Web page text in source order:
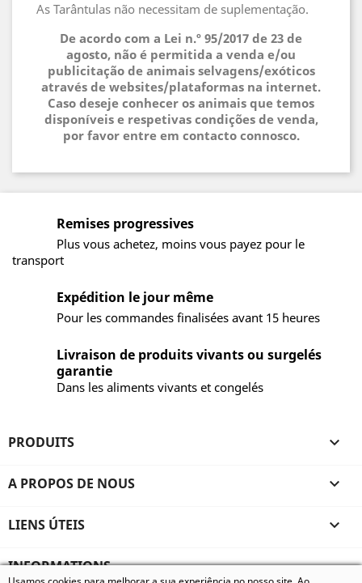
As Tarântulas não necessitam de suplementação.
De acordo com a Lei n.º 95/2017 de 23 de
agosto, não é permitida a venda e/ou
publicitação de animais selvagens/exóticos
através de websites/plataformas na internet.
Caso deseje conhecer os animais que temos
disponíveis e respetivas condições de venda,
por favor entre em contacto connosco.
Remises progressives
Plus vous achetez, moins vous payez pour le
transport
Expédition le jour même
Pour les commandes finalisées avant 15 heures
Livraison de produits vivants ou surgelés
garantie
Dans les aliments vivants et congelés
PRODUITS 
A PROPOS DE NOUS 
LIENS ÚTEIS 
INFORMATIONS